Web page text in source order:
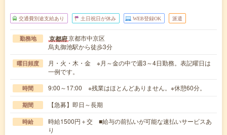
交通費別途支給あり 土日祝日が休み WEB登録OK 派遣
勤務地 京都府京都市中京区
烏丸御池駅から徒歩3分
曜日頻度
月・火・木・金 ※月～金の中で週3～4日勤務。表記曜日は
一例です。
時間 9:00～17:00 ※残業はほとんどありません。※休憩60分。
期間 【急募】即日～長期
時給
時給1500円＋交 ■給与の前払いが可能な速払いサービスあ
り